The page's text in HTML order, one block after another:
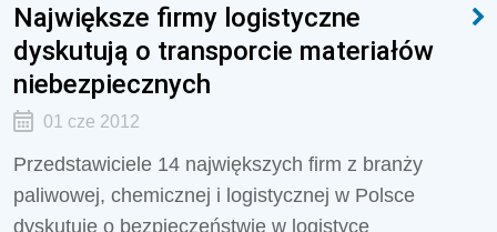
Największe firmy logistyczne
dyskutują o transporcie materiałów
niebezpiecznych
01 cze 2012
Przedstawiciele 14 największych firm z branży
paliwowej, chemicznej i logistycznej w Polsce
dyskutuje o bezpieczeństwie w logistyce